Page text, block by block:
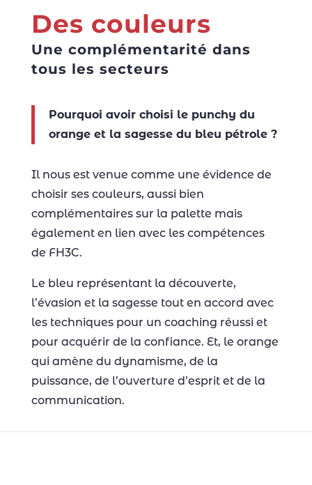
Des couleurs
Une complémentarité dans
tous les secteurs
Pourquoi avoir choisi le punchy du
orange et la sagesse du bleu pétrole?
Il nous est venue comme une évidence de
choisir ses couleurs, aussi bien
complémentaires sur la palette mais
également en lien avec les compétences
de FH3C.
Le bleu représentant la découverte,
l’évasion et la sagesse tout en accord avec
les techniques pour un coaching réussi et
pour acquérir de la confiance. Et, le orange
qui amène du dynamisme, de la
puissance, de l’ouverture d’esprit et de la
communication.